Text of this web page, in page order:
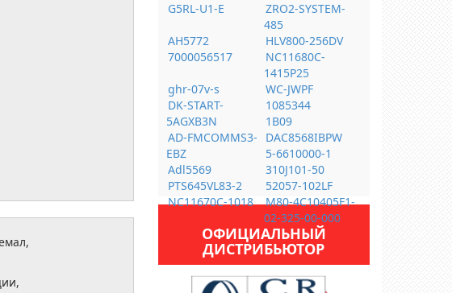
G5RL-U1-E
ZRO2-SYSTEM-
485
AH5772
HLV800-256DV
7000056517
NC11680C-
1415P25
ghr-07v-s
WC-JWPF
DK-START-
5AGXB3N
1085344
1B09
AD-FMCOMMS3-
EBZ
DAC8568IBPW
5-6610000-1
Adl5569
310J101-50
PTS645VL83-2
52057-102LF
NC11670C-1018
M80-4C10405F1-
02-325-00-000
ОФИЦИАЛЬНЫЙ
ДИСТРИБЬЮТОР